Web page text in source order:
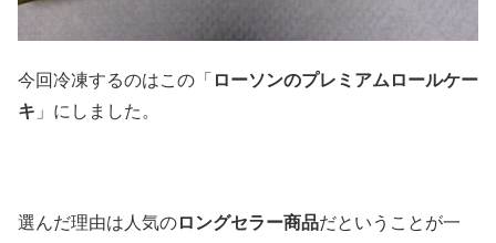
今回冷凍するのはこの「 ローソンのプレミアムロールケー
キ 」にしました。
選んだ理由は人気のロングセラー商品だということが一